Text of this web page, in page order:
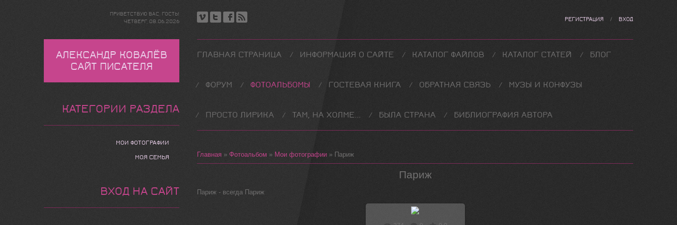
РЕГИСТРАЦИЯ / ВХОД
ГЛАВНАЯ СТРАНИЦА ИНФОРМАЦИЯ О САЙТЕ КАТАЛОГ ФАЙЛОВ КАТАЛОГ СТАТЕЙ БЛОГ
ФОРУМ ФОТОАЛЬБОМЫ ГОСТЕВАЯ КНИГА ОБРАТНАЯ СВЯЗЬ МУЗЫ И КОНФУЗЫ
ПРОСТО ЛИРИКА ТАМ, НА ХОЛМЕ... БЫЛА СТРАНА БИБЛИОГРАФИЯ АВТОРА
Главная »Фотоальбом » Мои фотографии » Париж
Париж
Париж - всегда Париж
ПРИВЕТСТВУЮ ВАС ГОСТЬ!
ЧЕТВЕРГ, 08.06.2026
АЛЕКСАНДР КОВАЛЁВ
САЙТ ПИСАТЕЛЯ
КАТЕГОРИИ РАЗДЕЛА
МОИ ФОТОГРАФИИ
МОЯ СЕМЬЯ
ВХОД НА САЙТ